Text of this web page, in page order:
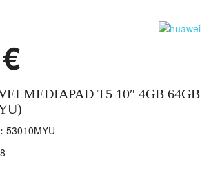
€
MEDIAPAD T5 10″ 4GB 64GB
53010MYU